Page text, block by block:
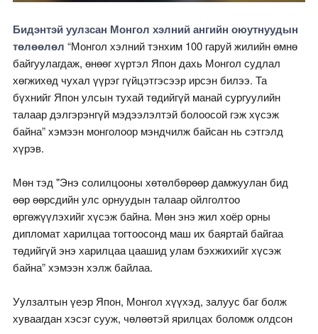
Бидэнтэй уулзсан Монгол хэлний ангийн оюутнуудын
төлөөлөл “Монгол хэлний тэнхим 100 гаруй жилийн өмнө
байгуулагдаж, өнөөг хүртэл Япон дахь Монгол судлал
хөгжихөд чухал үүрэг гүйцэтгэсээр ирсэн билээ. Та
бүхнийг Япон улсын тухай төдийгүй манай сургуулийн
талаар дэлгэрэнгүй мэдээлэлтэй болоосой гэж хүсэж
байна” хэмээн монголоор мэндчилж байсан нь сэтгэлд
хүрэв.
Мөн тэд "Энэ солилцооны хөтөлбөрөөр дамжуулан бид
өөр өөрсдийн улс орнуудын талаар ойлголтоо
өргөжүүлэхийг хүсэж байна. Мөн энэ жил хоёр орны
дипломат харилцаа тогтоосонд маш их баяртай байгаа
төдийгүй энэ харилцаа цаашид улам бэхжихийг хүсэж
байна” хэмээн хэлж байлаа.
Уулзалтын үеэр Япон, Монгол хүүхэд, залуус баг болж
хуваагдан хэсэг сууж, чөлөөтэй ярилцах боломж олдсон